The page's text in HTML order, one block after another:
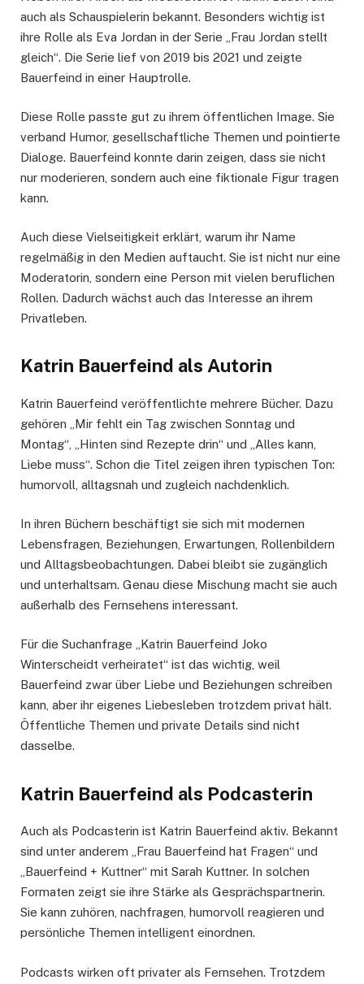
auch als Schauspielerin bekannt. Besonders wichtig ist
ihre Rolle als Eva Jordan in der Serie „Frau Jordan stellt
gleich“. Die Serie lief von 2019 bis 2021 und zeigte
Bauerfeind in einer Hauptrolle.
Diese Rolle passte gut zu ihrem öffentlichen Image. Sie
verband Humor, gesellschaftliche Themen und pointierte
Dialoge. Bauerfeind konnte darin zeigen, dass sie nicht
nur moderieren, sondern auch eine fiktionale Figur tragen
kann.
Auch diese Vielseitigkeit erklärt, warum ihr Name
regelmäßig in den Medien auftaucht. Sie ist nicht nur eine
Moderatorin, sondern eine Person mit vielen beruflichen
Rollen. Dadurch wächst auch das Interesse an ihrem
Privatleben.
Katrin Bauerfeind als Autorin
Katrin Bauerfeind veröffentlichte mehrere Bücher. Dazu
gehören „Mir fehlt ein Tag zwischen Sonntag und
Montag“, „Hinten sind Rezepte drin“ und „Alles kann,
Liebe muss“. Schon die Titel zeigen ihren typischen Ton:
humorvoll, alltagsnah und zugleich nachdenklich.
In ihren Büchern beschäftigt sie sich mit modernen
Lebensfragen, Beziehungen, Erwartungen, Rollenbildern
und Alltagsbeobachtungen. Dabei bleibt sie zugänglich
und unterhaltsam. Genau diese Mischung macht sie auch
außerhalb des Fernsehens interessant.
Für die Suchanfrage „Katrin Bauerfeind Joko
Winterscheidt verheiratet“ ist das wichtig, weil
Bauerfeind zwar über Liebe und Beziehungen schreiben
kann, aber ihr eigenes Liebesleben trotzdem privat hält.
Öffentliche Themen und private Details sind nicht
dasselbe.
Katrin Bauerfeind als Podcasterin
Auch als Podcasterin ist Katrin Bauerfeind aktiv. Bekannt
sind unter anderem „Frau Bauerfeind hat Fragen“ und
„Bauerfeind + Kuttner“ mit Sarah Kuttner. In solchen
Formaten zeigt sie ihre Stärke als Gesprächspartnerin.
Sie kann zuhören, nachfragen, humorvoll reagieren und
persönliche Themen intelligent einordnen.
Podcasts wirken oft privater als Fernsehen. Trotzdem